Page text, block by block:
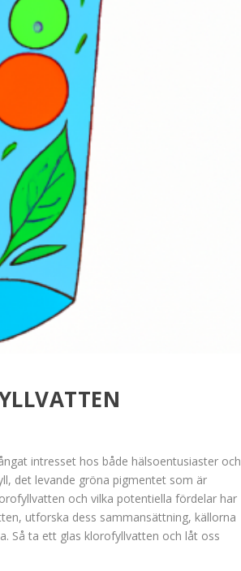
intresset hos både hälsoentusiaster och
det levande gröna pigmentet som är
och vilka potentiella fördelar har
utforska dess sammansättning, källorna
Så ta ett glas klorofyllvatten och låt oss